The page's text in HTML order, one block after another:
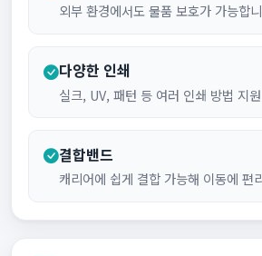
외부 환경에서도 물품 보호가 가능합
다양한 인쇄
실크, UV, 패턴 등 여러 인쇄 방법 지
결합밴드
캐리어에 쉽게 결합 가능해 이동에 편